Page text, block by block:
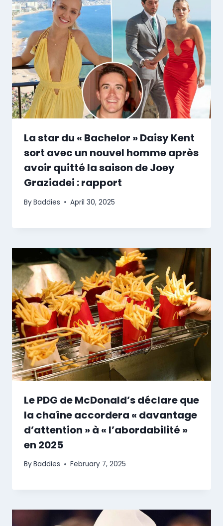
La star du « Bachelor » Daisy Kent
sort avec un nouvel homme après
avoir quitté la saison de Joey
Graziadei : rapport
ByBaddies April 30, 2025
Le PDG de McDonald’s déclare que
la chaîne accordera « davantage
d’attention » à « l’abordabilité »
en 2025
ByBaddies February 7, 2025